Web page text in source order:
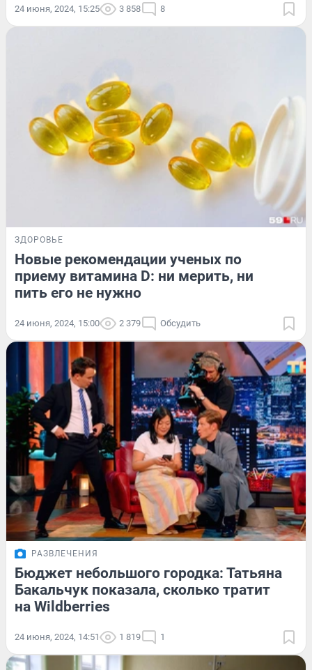
24 июня, 2024, 15:25 3 858 8
ЗДОРОВЬЕ
Новые рекомендации ученых по
приему витамина D: ни мерить, ни
пить его не нужно
24 июня, 2024, 15:00 2 379 Обсудить
РАЗВЛЕЧЕНИЯ
Бюджет небольшого городка: Татьяна
Бакальчук показала, сколько тратит
на Wildberries
24 июня, 2024, 14:51 1 819 1